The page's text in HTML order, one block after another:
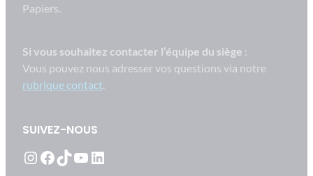
Papiers.
Si vous souhaitez contacter l’équipe du siège :
Vous pouvez nous adresser vos questions via notre
rubrique contact
SUIVEZ-NOUS
Instagram Facebook TikTok YouTube LinkedIn